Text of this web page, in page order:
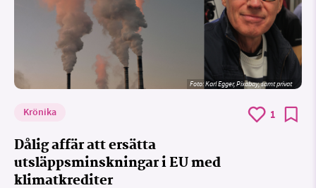
Foto:Karl Egger, Pixabay, samt privat
Krönika 1
Dålig affär att ersätta
utsläppsminskningar i EU med
klimatkrediter